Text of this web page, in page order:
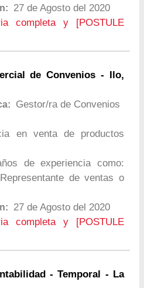
27 de Agosto del 2020
completa y [POSTULE
de Convenios - Ilo,
Gestor/ra de Convenios
en venta de productos
de experiencia como:
de ventas o
27 de Agosto del 2020
completa y [POSTULE
- Temporal - La